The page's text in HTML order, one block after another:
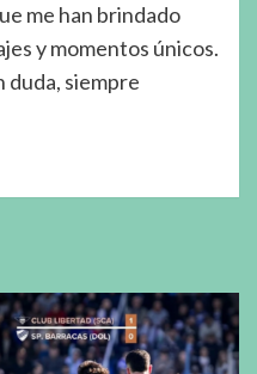
me han brindado
y momentos únicos.
duda, siempre